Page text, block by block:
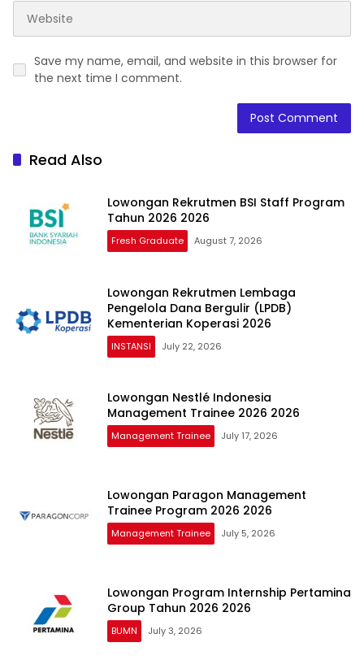
Save my name, email, and website in this browser for
the next time I comment.
Read Also
Lowongan Rekrutmen BSI Staff Program
Tahun 2026 2026
Fresh Graduate August 7, 2026
Lowongan Rekrutmen Lembaga
Pengelola Dana Bergulir (LPDB)
Kementerian Koperasi 2026
INSTANSI July 22, 2026
Lowongan Nestlé Indonesia
Management Trainee 2026 2026
Management Trainee July 17, 2026
Lowongan Paragon Management
Trainee Program 2026 2026
Management Trainee July 5, 2026
Lowongan Program Internship Pertamina
Group Tahun 2026 2026
BUMN July 3, 2026